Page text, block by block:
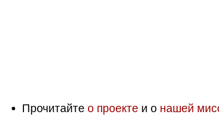
Прочитайте о проекте и о нашей